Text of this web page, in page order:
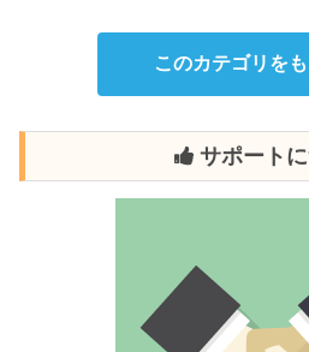
このカテゴリを
サポート